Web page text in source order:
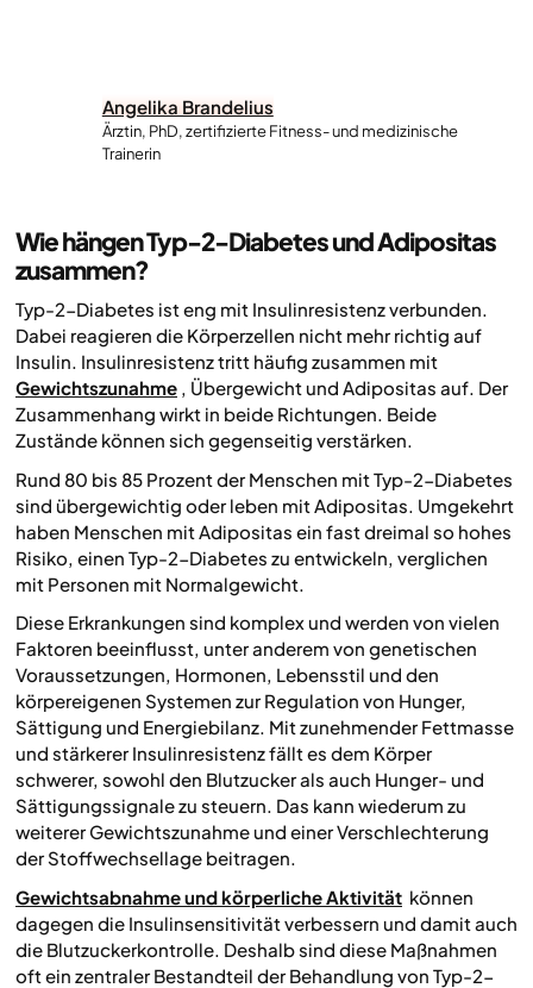
Angelika Brandelius
Ärztin, PhD, zertifizierte Fitness- und medizinische
Trainerin
Wie hängen Typ-2-Diabetes und Adipositas
zusammen?
Typ-2-Diabetes ist eng mit Insulinresistenz verbunden.
Dabei reagieren die Körperzellen nicht mehr richtig auf
Insulin. Insulinresistenz tritt häufig zusammen mit
Gewichtszunahme , Übergewicht und Adipositas auf. Der
Zusammenhang wirkt in beide Richtungen. Beide
Zustände können sich gegenseitig verstärken.
Rund 80 bis 85 Prozent der Menschen mit Typ-2-Diabetes
sind übergewichtig oder leben mit Adipositas. Umgekehrt
haben Menschen mit Adipositas ein fast dreimal so hohes
Risiko, einen Typ-2-Diabetes zu entwickeln, verglichen
mit Personen mit Normalgewicht.
Diese Erkrankungen sind komplex und werden von vielen
Faktoren beeinflusst, unter anderem von genetischen
Voraussetzungen, Hormonen, Lebensstil und den
körpereigenen Systemen zur Regulation von Hunger,
Sättigung und Energiebilanz. Mit zunehmender Fettmasse
und stärkerer Insulinresistenz fällt es dem Körper
schwerer, sowohl den Blutzucker als auch Hunger- und
Sättigungssignale zu steuern. Das kann wiederum zu
weiterer Gewichtszunahme und einer Verschlechterung
der Stoffwechsellage beitragen.
Gewichtsabnahme und körperliche Aktivität können
dagegen die Insulinsensitivität verbessern und damit auch
die Blutzuckerkontrolle. Deshalb sind diese Maßnahmen
oft ein zentraler Bestandteil der Behandlung von Typ-2-